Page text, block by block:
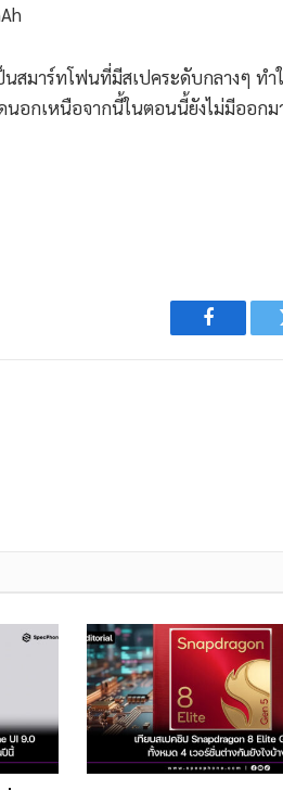
สมาร์ทโฟนที่มีสเปคระดับกลางๆ ทำ
นอกเหนือจากนี้ในตอนนี้ยังไม่มีออก
Facebook